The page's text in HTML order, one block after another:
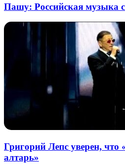
Пашу: Российская музыка
Григорий Лепс уверен, что
алтарь»